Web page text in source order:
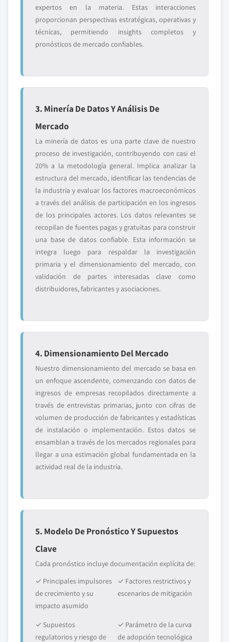
expertos en la materia. Estas interacciones
proporcionan perspectivas estratégicas, operativas y
técnicas, permitiendo insights completos y
pronósticos de mercado confiables.
3. Minería De Datos Y Análisis De
Mercado
La minería de datos es una parte clave de nuestro
proceso de investigación, contribuyendo con casi el
20% a la metodología general. Implica analizar la
estructura del mercado, identificar las tendencias de
la industria y evaluar los factores macroeconómicos
a través del análisis de participación en los ingresos
de los principales actores. Los datos relevantes se
recopilan de fuentes pagas y gratuitas para construir
una base de datos confiable. Esta información se
integra luego para respaldar la investigación
primaria y el dimensionamiento del mercado, con
validación de partes interesadas clave como
distribuidores, fabricantes y asociaciones.
4. Dimensionamiento Del Mercado
Nuestro dimensionamiento del mercado se basa en
un enfoque ascendente, comenzando con datos de
ingresos de empresas recopilados directamente a
través de entrevistas primarias, junto con cifras de
volumen de producción de fabricantes y estadísticas
de instalación o implementación. Estos datos se
ensamblan a través de los mercados regionales para
llegar a una estimación global fundamentada en la
actividad real de la industria.
5. Modelo De Pronóstico Y Supuestos
Clave
Cada pronóstico incluye documentación explícita de:
✓ Principales impulsores
de crecimiento y su
impacto asumido
✓ Factores restrictivos y
escenarios de mitigación
✓ Supuestos
regulatorios y riesgo de
✓ Parámetro de la curva
de adopción tecnológica